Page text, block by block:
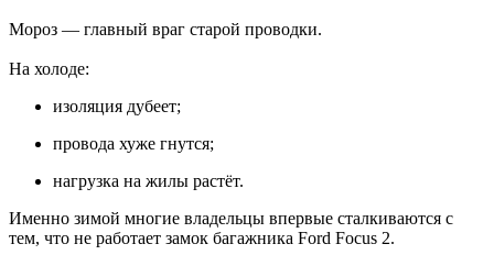
Мороз — главный враг старой проводки.
На холоде:
изоляция дубеет;
провода хуже гнутся;
нагрузка на жилы растёт.
Именно зимой многие владельцы впервые сталкиваются с
тем, что не работает замок багажника Ford Focus 2.